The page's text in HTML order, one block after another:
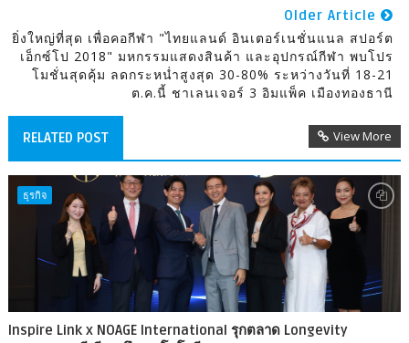
Older Article
ยิ่งใหญ่ที่สุด เพื่อคอกีฬา "ไทยแลนด์ อินเตอร์เนชั่นแนล สปอร์ต
เอ็กซ์โป 2018" มหกรรมแสดงสินค้า และอุปกรณ์กีฬา พบโปร
โมชั่นสุดคุ้ม ลดกระหน่ำสูงสุด 30-80% ระหว่างวันที่ 18-21
ต.ค.นี้ ชาเลนเจอร์ 3 อิมแพ็ค เมืองทองธานี
RELATED POST View More
ธุรกิจ
Inspire Link x NOAGE International รุกตลาด Longevity